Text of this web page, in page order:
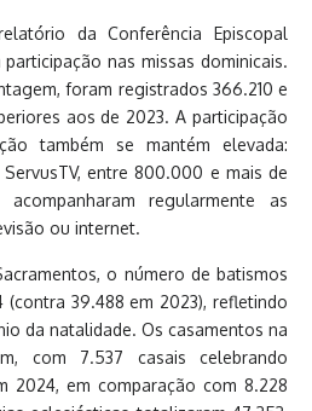
da Conferência Episcopal
nas missas dominicais.
foram registrados 366.210 e
aos de 2023. A participação
também se mantém elevada:
entre 800.000 e mais de
regularmente as
ou internet.
o número de batismos
39.488 em 2023), refletindo
da natalidade. Os casamentos na
com 7.537 casais celebrando
2024, em comparação com 8.228